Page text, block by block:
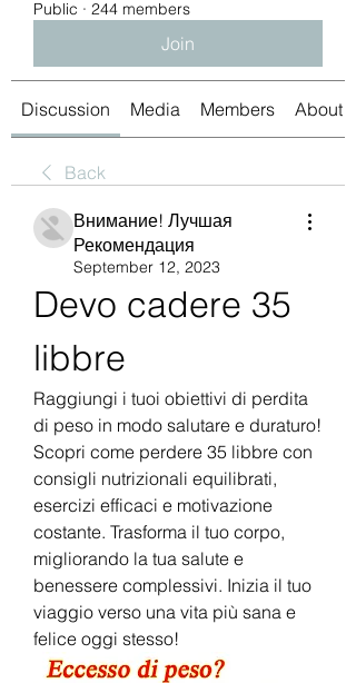
Public · 244 members
Join
Discussion Media Members About
Back
Внимание! Лучшая
Рекомендация
September 12, 2023
Devo cadere 35
libbre
Raggiungi i tuoi obiettivi di perdita
di peso in modo salutare e duraturo!
Scopri come perdere 35 libbre con
consigli nutrizionali equilibrati,
esercizi efficaci e motivazione
costante. Trasforma il tuo corpo,
migliorando la tua salute e
benessere complessivi. Inizia il tuo
viaggio verso una vita più sana e
felice oggi stesso!